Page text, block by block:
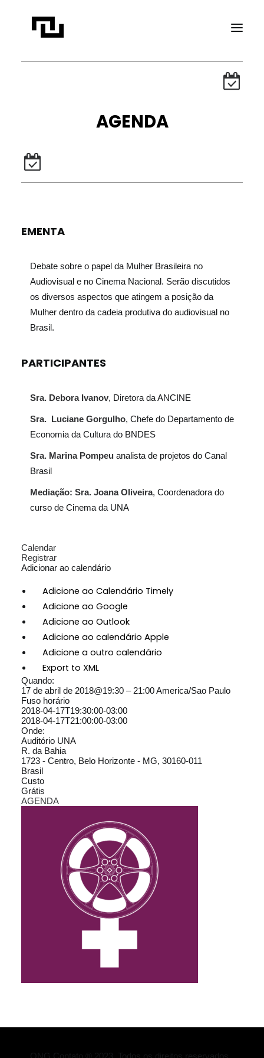
PUBLICAÇÕES
REVISTA ELIPSE
AGENDA
EMENTA
Debate sobre o papel da Mulher Brasileira no
Audiovisual e no Cinema Nacional. Serão discutidos
os diversos aspectos que atingem a posição da
Mulher dentro da cadeia produtiva do audiovisual no
Brasil.
PARTICIPANTES
Sra. Debora Ivanov, Diretora da ANCINE
Sra. Luciane Gorgulho, Chefe do Departamento de
Economia da Cultura do BNDES
Sra. Marina Pompeu analista de projetos do Canal
Brasil
Mediação: Sra. Joana Oliveira, Coordenadora do
curso de Cinema da UNA
Calendar
Registrar
Adicionar ao calendário
Adicione ao Calendário Timely
Adicione ao Google
Adicione ao Outlook
Adicione ao calendário Apple
Adicione a outro calendário
Export to XML
Quando:
17 de abril de 2018@19:30 – 21:00America/Sao Paulo
Fuso horário
2018-04-17T19:30:00-03:00
2018-04-17T21:00:00-03:00
Onde:
Auditório UNA
R. da Bahia
1723 - Centro, Belo Horizonte - MG, 30160-011
Brasil
Custo
Grátis
AGENDA
ONG Contato ® 2023. Todos os direitos reservados.